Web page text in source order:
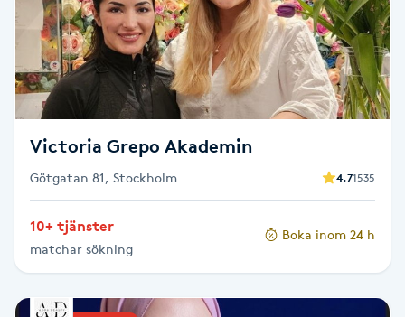
R
Radiofrekvens
Reflexologi
Regndroppsmassage
Victoria Grepo Akademin
Götgatan 81, Stockholm 4.71535
10+ tjänster
matchar sökning
Boka inom 24 h